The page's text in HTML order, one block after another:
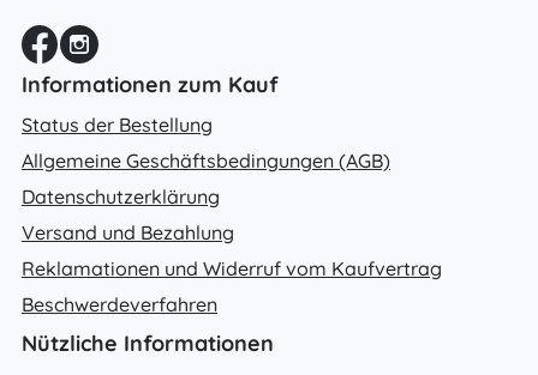
Informationen zum Kauf
Status der Bestellung
Allgemeine Geschäftsbedingungen (AGB)
Datenschutzerklärung
Versand und Bezahlung
Reklamationen und Widerruf vom Kaufvertrag
Beschwerdeverfahren
Nützliche Informationen